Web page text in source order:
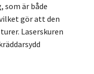
som är både
gör att den
Laserskuren